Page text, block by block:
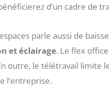
d’un cadre de
parle aussi de baisse
et éclairage. Le flex
outre, le télétravail limite
l’entreprise.